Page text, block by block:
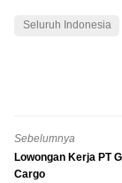
Seluruh Indonesia
Sebelumnya
Lowongan Kerja PT
Cargo